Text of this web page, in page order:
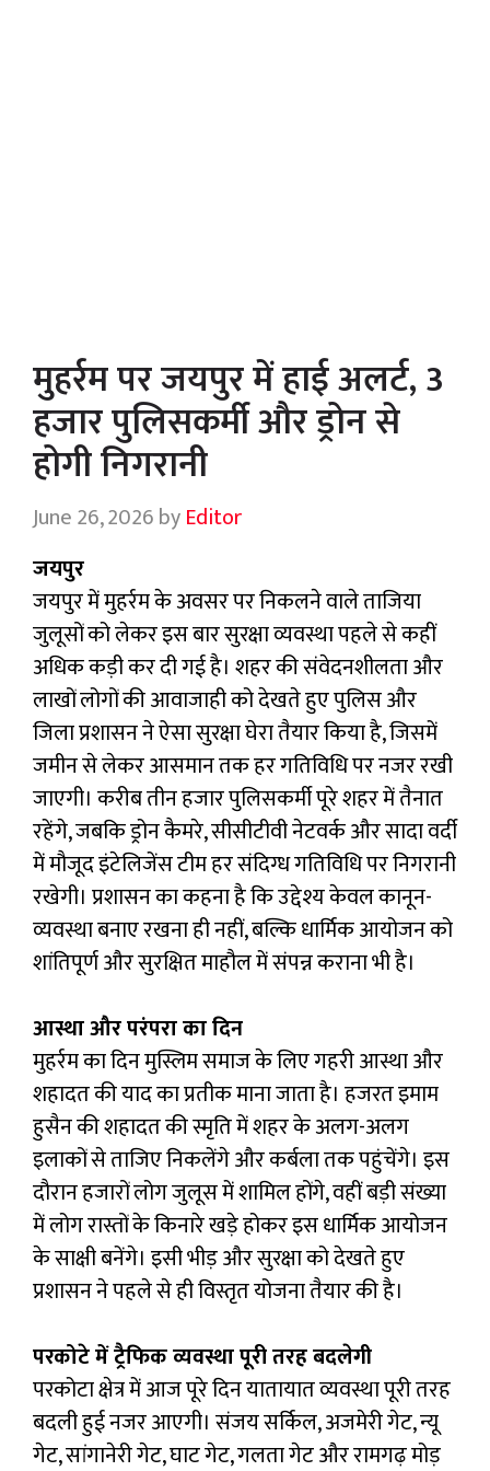
मुहर्रम पर जयपुर में हाई अलर्ट, 3
हजार पुलिसकर्मी और ड्रोन से
होगी निगरानी
June 26, 2026byEditor
जयपुर
जयपुर में मुहर्रम के अवसर पर निकलने वाले ताजिया
जुलूसों को लेकर इस बार सुरक्षा व्यवस्था पहले से कहीं
अधिक कड़ी कर दी गई है। शहर की संवेदनशीलता और
लाखों लोगों की आवाजाही को देखते हुए पुलिस और
जिला प्रशासन ने ऐसा सुरक्षा घेरा तैयार किया है, जिसमें
जमीन से लेकर आसमान तक हर गतिविधि पर नजर रखी
जाएगी। करीब तीन हजार पुलिसकर्मी पूरे शहर में तैनात
रहेंगे, जबकि ड्रोन कैमरे, सीसीटीवी नेटवर्क और सादा वर्दी
में मौजूद इंटेलिजेंस टीम हर संदिग्ध गतिविधि पर निगरानी
रखेगी। प्रशासन का कहना है कि उद्देश्य केवल कानून-
व्यवस्था बनाए रखना ही नहीं, बल्कि धार्मिक आयोजन को
शांतिपूर्ण और सुरक्षित माहौल में संपन्न कराना भी है।
आस्था और परंपरा का दिन
मुहर्रम का दिन मुस्लिम समाज के लिए गहरी आस्था और
शहादत की याद का प्रतीक माना जाता है। हजरत इमाम
हुसैन की शहादत की स्मृति में शहर के अलग-अलग
इलाकों से ताजिए निकलेंगे और कर्बला तक पहुंचेंगे। इस
दौरान हजारों लोग जुलूस में शामिल होंगे, वहीं बड़ी संख्या
में लोग रास्तों के किनारे खड़े होकर इस धार्मिक आयोजन
के साक्षी बनेंगे। इसी भीड़ और सुरक्षा को देखते हुए
प्रशासन ने पहले से ही विस्तृत योजना तैयार की है।
परकोटे में ट्रैफिक व्यवस्था पूरी तरह बदलेगी
परकोटा क्षेत्र में आज पूरे दिन यातायात व्यवस्था पूरी तरह
बदली हुई नजर आएगी। संजय सर्किल, अजमेरी गेट, न्यू
गेट, सांगानेरी गेट, घाट गेट, गलता गेट और रामगढ़ मोड़